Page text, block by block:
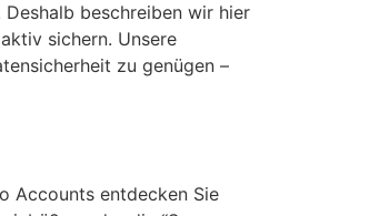
beschreiben wir hier
sichern. Unsere
zu genügen –
Accounts entdecken Sie